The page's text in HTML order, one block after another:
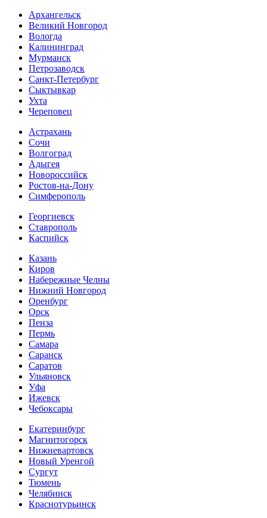
Архангельск
Великий Новгород
Вологда
Калининград
Мурманск
Петрозаводск
Санкт-Петербург
Сыктывкар
Ухта
Череповец
Астрахань
Сочи
Волгоград
Адыгея
Новороссийск
Ростов-на-Дону
Симферополь
Георгиевск
Ставрополь
Каспийск
Казань
Киров
Набережные Челны
Нижний Новгород
Оренбург
Орск
Пенза
Пермь
Самара
Саранск
Саратов
Ульяновск
Уфа
Ижевск
Чебоксары
Екатеринбург
Магнитогорск
Нижневартовск
Новый Уренгой
Сургут
Тюмень
Челябинск
Краснотурьинск